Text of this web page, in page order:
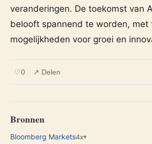
veranderingen. De toekomst van
belooft spannend te worden, met
mogelijkheden voor groei en
♡0 ↗ Delen
Bronnen
Bloomberg Markets4x▾